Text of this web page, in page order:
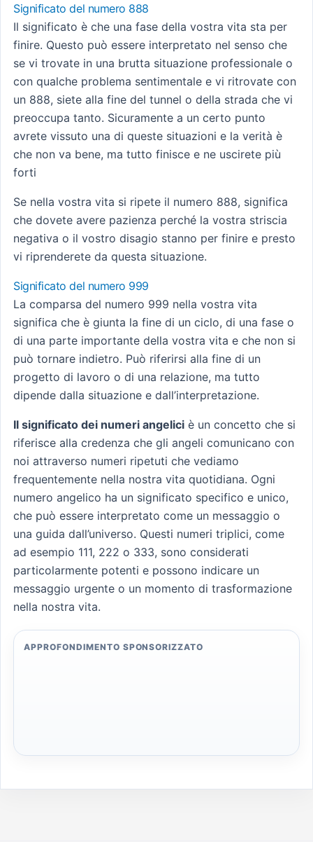
Significato del numero 888
Il significato è che una fase della vostra vita sta per
finire. Questo può essere interpretato nel senso che
se vi trovate in una brutta situazione professionale o
con qualche problema sentimentale e vi ritrovate con
un 888, siete alla fine del tunnel o della strada che vi
preoccupa tanto. Sicuramente a un certo punto
avrete vissuto una di queste situazioni e la verità è
che non va bene, ma tutto finisce e ne uscirete più
forti
Se nella vostra vita si ripete il numero 888, significa
che dovete avere pazienza perché la vostra striscia
negativa o il vostro disagio stanno per finire e presto
vi riprenderete da questa situazione.
Significato del numero 999
La comparsa del numero 999 nella vostra vita
significa che è giunta la fine di un ciclo, di una fase o
di una parte importante della vostra vita e che non si
può tornare indietro. Può riferirsi alla fine di un
progetto di lavoro o di una relazione, ma tutto
dipende dalla situazione e dall’interpretazione.
Il significato dei numeri angelici è un concetto che si
riferisce alla credenza che gli angeli comunicano con
noi attraverso numeri ripetuti che vediamo
frequentemente nella nostra vita quotidiana. Ogni
numero angelico ha un significato specifico e unico,
che può essere interpretato come un messaggio o
una guida dall’universo. Questi numeri triplici, come
ad esempio 111, 222 o 333, sono considerati
particolarmente potenti e possono indicare un
messaggio urgente o un momento di trasformazione
nella nostra vita.
APPROFONDIMENTO SPONSORIZZATO